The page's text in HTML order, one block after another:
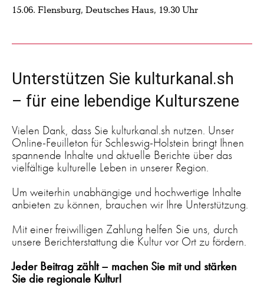
15.06. Flensburg, Deutsches Haus, 19.30 Uhr
Unterstützen Sie kulturkanal.sh
– für eine lebendige Kulturszene
Vielen Dank, dass Sie kulturkanal.sh nutzen. Unser
Online-Feuilleton für Schleswig-Holstein bringt Ihnen
spannende Inhalte und aktuelle Berichte über das
vielfältige kulturelle Leben in unserer Region.
Um weiterhin unabhängige und hochwertige Inhalte
anbieten zu können, brauchen wir Ihre Unterstützung.
Mit einer freiwilligen Zahlung helfen Sie uns, durch
unsere Berichterstattung die Kultur vor Ort zu fördern.
Jeder Beitrag zählt – machen Sie mit und stärken
Sie die regionale Kultur!